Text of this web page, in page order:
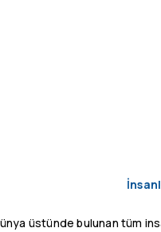
üstünde bulunan tüm